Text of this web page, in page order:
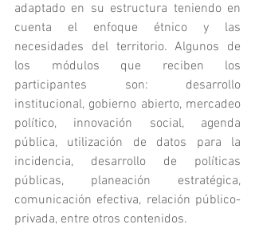
adaptado en su estructura teniendo en
cuenta el enfoque étnico y las
necesidades del territorio. Algunos de
los módulos que reciben los
participantes son: desarrollo
institucional, gobierno abierto, mercadeo
político, innovación social, agenda
pública, utilización de datos para la
incidencia, desarrollo de políticas
públicas, planeación estratégica,
comunicación efectiva, relación público-
privada, entre otros contenidos.